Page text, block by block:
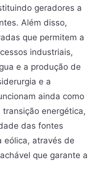
geradores a
Além disso,
que permitem a
industriais,
e a produção de
e a
ainda como
energética,
das fontes
eólica, através de
que garante a